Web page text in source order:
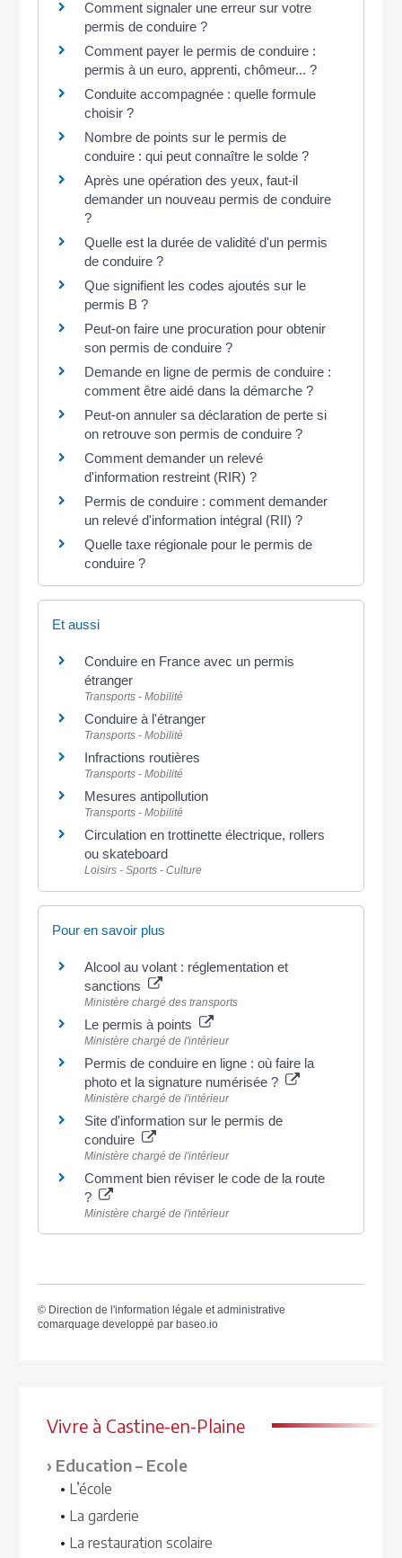
Vivre à Castine-en-Plaine
Education – Ecole
L’école
La garderie
La restauration scolaire
Comment signaler une erreur sur votre
permis de conduire ?
Comment payer le permis de conduire :
permis à un euro, apprenti, chômeur... ?
Conduite accompagnée : quelle formule
choisir ?
Nombre de points sur le permis de
conduire : qui peut connaître le solde ?
Après une opération des yeux, faut-il
demander un nouveau permis de conduire
?
Quelle est la durée de validité d'un permis
de conduire ?
Que signifient les codes ajoutés sur le
permis B ?
Peut-on faire une procuration pour obtenir
son permis de conduire ?
Demande en ligne de permis de conduire :
comment être aidé dans la démarche ?
Peut-on annuler sa déclaration de perte si
on retrouve son permis de conduire ?
Comment demander un relevé
d'information restreint (RIR) ?
Permis de conduire : comment demander
un relevé d'information intégral (RII) ?
Quelle taxe régionale pour le permis de
conduire ?
Et aussi
Conduire en France avec un permis
étranger
Transports - Mobilité
Conduire à l'étranger
Transports - Mobilité
Infractions routières
Transports - Mobilité
Mesures antipollution
Transports - Mobilité
Circulation en trottinette électrique, rollers
ou skateboard
Loisirs - Sports - Culture
Pour en savoir plus
Alcool au volant : réglementation et
sanctions
Ministère chargé des transports
Le permis à points
Ministère chargé de l'intérieur
Permis de conduire en ligne : où faire la
photo et la signature numérisée ?
Ministère chargé de l'intérieur
Site d'information sur le permis de
conduire
Ministère chargé de l'intérieur
Comment bien réviser le code de la route
?
Ministère chargé de l'intérieur
© Direction de l'information légale et administrative
comarquage developpé parbaseo.io